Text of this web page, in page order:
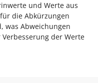
und Werte aus
die Abkürzungen
was Abweichungen
der Werte